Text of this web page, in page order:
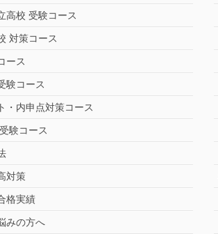
高校 受験コース
対策コース
ース
験コース
・内申点対策コース
験コース
対策
格実績
みの方へ